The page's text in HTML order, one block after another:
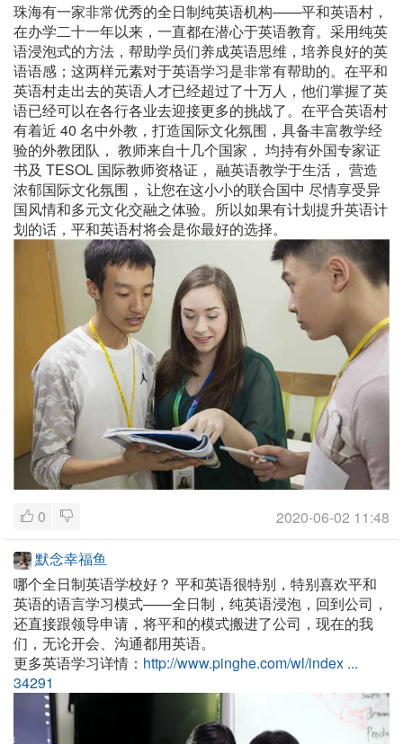
珠海有一家非常优秀的全日制纯英语机构——平和英语村，
在办学二十一年以来，一直都在潜心于英语教育。采用纯英
语浸泡式的方法，帮助学员们养成英语思维，培养良好的英
语语感；这两样元素对于英语学习是非常有帮助的。在平和
英语村走出去的英语人才已经超过了十万人，他们掌握了英
语已经可以在各行各业去迎接更多的挑战了。在平合英语村
有着近 40 名中外教，打造国际文化氛围，具备丰富教学经
验的外教团队， 教师来自十几个国家， 均持有外国专家证
书及 TESOL 国际教师资格证， 融英语教学于生活， 营造
浓郁国际文化氛围， 让您在这小小的联合国中 尽情享受异
国风情和多元文化交融之体验。所以如果有计划提升英语计
划的话，平和英语村将会是你最好的选择。
0
2020-06-02 11:48
默念幸福鱼
哪个全日制英语学校好？ 平和英语很特别，特别喜欢平和
英语的语言学习模式——全日制，纯英语浸泡，回到公司，
还直接跟领导申请，将平和的模式搬进了公司，现在的我
们，无论开会、沟通都用英语。
更多英语学习详情： http://www.pinghe.com/wl/index ...
34291